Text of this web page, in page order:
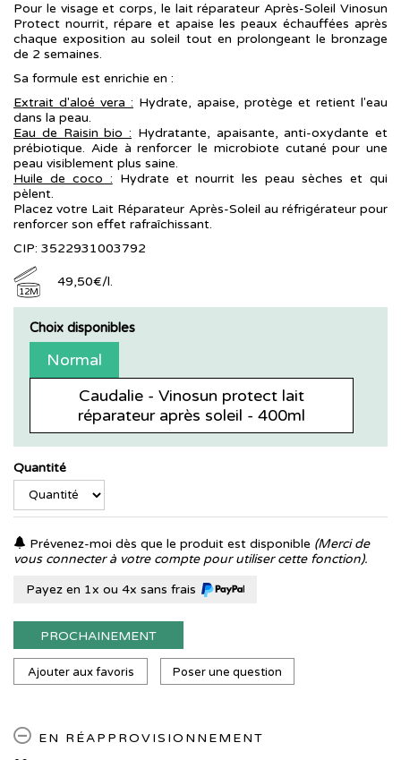
Pour le visage et corps, le lait réparateur Après-Soleil Vinosun
Protect nourrit, répare et apaise les peaux échauffées après
chaque exposition au soleil tout en prolongeant le bronzage
de 2 semaines.
Sa formule est enrichie en :
Extrait d'aloé vera : Hydrate, apaise, protège et retient l'eau
dans la peau.
Eau de Raisin bio : Hydratante, apaisante, anti-oxydante et
prébiotique. Aide à renforcer le microbiote cutané pour une
peau visiblement plus saine.
Huile de coco : Hydrate et nourrit les peau sèches et qui
pèlent.
Placez votre Lait Réparateur Après-Soleil au réfrigérateur pour
renforcer son effet rafraîchissant.
CIP: 3522931003792
12M
49,50€/l.
Choix disponibles
Normal
Caudalie - Vinosun protect lait
réparateur après soleil - 400ml
Quantité
Prévenez-moi dès que le produit est disponible (Merci de
vous connecter à votre compte pour utiliser cette fonction).
Payez en 1x ou 4x sans frais
PROCHAINEMENT
Ajouter aux favoris Poser une question
EN RÉAPPROVISIONNEMENT